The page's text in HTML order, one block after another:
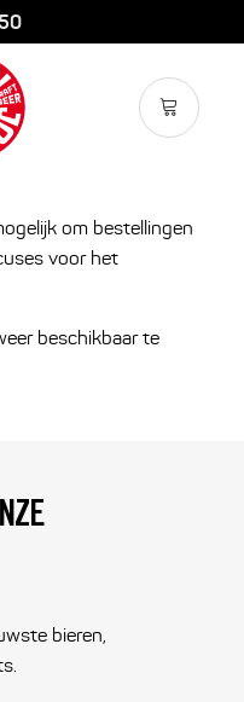
om bestellingen
voor het
beschikbaar te
bieren,